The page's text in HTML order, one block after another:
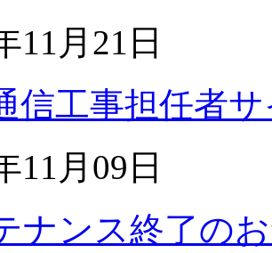
11月21日
信工事担任者
11月09日
ナンス終了の